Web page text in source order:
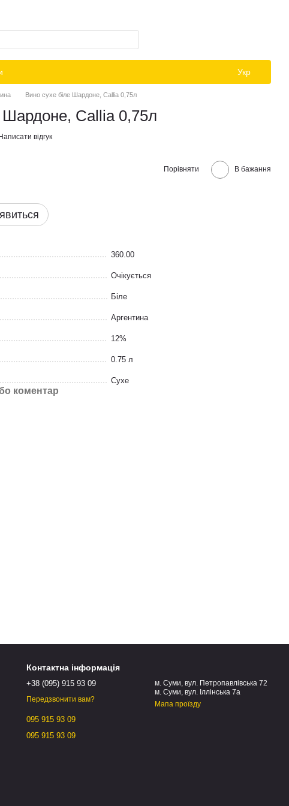
Укр
Вино сухе біле Шардоне, Callia 0,75л
Шардоне, Callia 0,75л
Написати відгук
Порівняти В бажання
360.00
Очікується
Біле
Аргентина
12%
0.75 л
Сухе
коментар
Контактна інформація
+38 (095) 915 93 09
Передзвонити вам?
095 915 93 09
095 915 93 09
м. Суми, вул. Петропавлівська 72
м. Суми, вул. Іллінська 7а
Мапа проїзду